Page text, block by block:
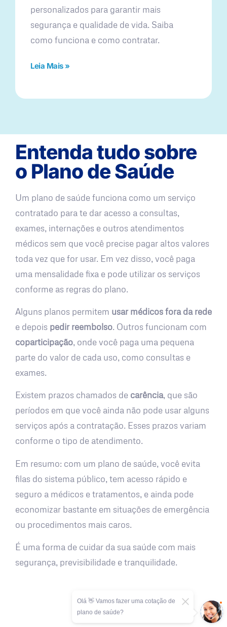
personalizados para garantir mais
segurança e qualidade de vida. Saiba
como funciona e como contratar.
Leia Mais »
Entenda tudo sobre
o Plano de Saúde
Um plano de saúde funciona como um serviço
contratado para te dar acesso a consultas,
exames, internações e outros atendimentos
médicos sem que você precise pagar altos valores
toda vez que for usar. Em vez disso, você paga
uma mensalidade fixa e pode utilizar os serviços
conforme as regras do plano.
Alguns planos permitem usar médicos fora da rede
e depois pedir reembolso. Outros funcionam com
coparticipação, onde você paga uma pequena
parte do valor de cada uso, como consultas e
exames.
Existem prazos chamados de carência, que são
períodos em que você ainda não pode usar alguns
serviços após a contratação. Esses prazos variam
conforme o tipo de atendimento.
Em resumo: com um plano de saúde, você evita
filas do sistema público, tem acesso rápido e
seguro a médicos e tratamentos, e ainda pode
economizar bastante em situações de emergência
ou procedimentos mais caros.
É uma forma de cuidar da sua saúde com mais
segurança, previsibilidade e tranquilidade.
Olá 👋 Vamos fazer uma cotação de
plano de saúde?